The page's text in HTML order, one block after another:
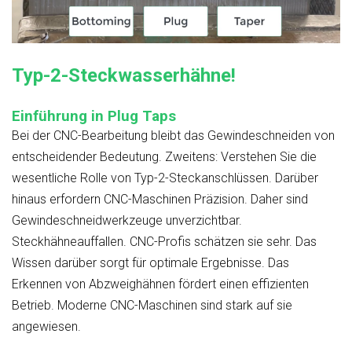
Typ-2-Steckwasserhähne!
Einführung in Plug Taps
Bei der CNC-Bearbeitung bleibt das Gewindeschneiden von
entscheidender Bedeutung. Zweitens: Verstehen Sie die
wesentliche Rolle von Typ-2-Steckanschlüssen. Darüber
hinaus erfordern CNC-Maschinen Präzision. Daher sind
Gewindeschneidwerkzeuge unverzichtbar.
Steckhähneauffallen. CNC-Profis schätzen sie sehr. Das
Wissen darüber sorgt für optimale Ergebnisse. Das
Erkennen von Abzweighähnen fördert einen effizienten
Betrieb. Moderne CNC-Maschinen sind stark auf sie
angewiesen.